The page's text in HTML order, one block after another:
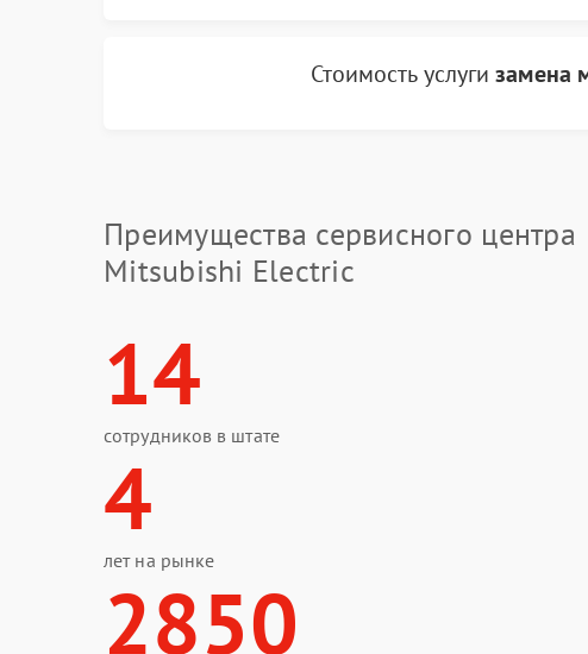
Стоимость услугизамена
Преимущества сервисного центра
Mitsubishi Electric
14
сотрудников в штате
4
лет на рынке
2850